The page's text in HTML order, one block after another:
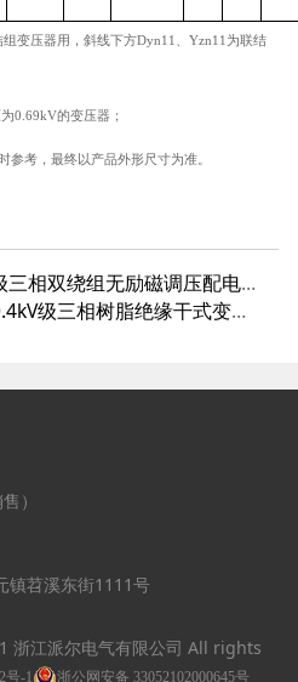
组变压器用，斜线下方Dyn11、Yzn11为联结
0.69kV的变压器；
参考，最终以产品外形尺寸为准。
相双绕组无励磁调压配电变压器
树脂绝缘干式变压器-配防务外壳及出线方式
）
镇苕溪东街1111号
浙江派尔电气有限公司 All rights
号-1 浙公网安备 33052102000645号